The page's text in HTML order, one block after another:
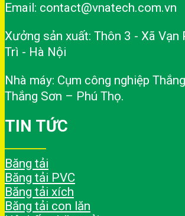
Email: contact@vnatech.com.vn
Xưởng sản xuất: Thôn 3 - Xã Vạn
Trì - Hà Nội
Nhà máy: Cụm công nghiệp
Thắng Sơn – Phú Thọ.
TIN TỨC
Băng tải
Băng tải PVC
Băng tải xích
Băng tải con lăn